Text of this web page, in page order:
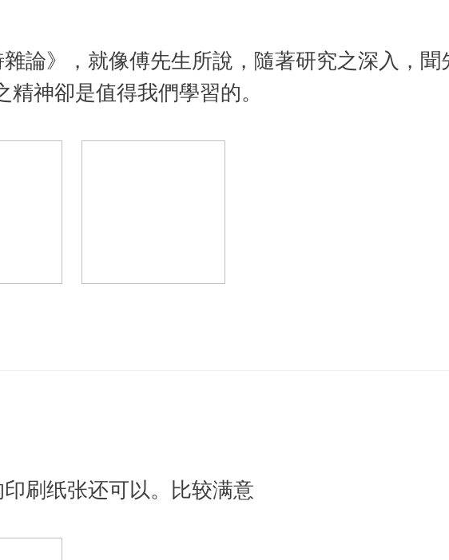
論》，就像傅先生所說，隨著研究之深入，
精神卻是值得我們學習的。
刷纸张还可以。比较满意